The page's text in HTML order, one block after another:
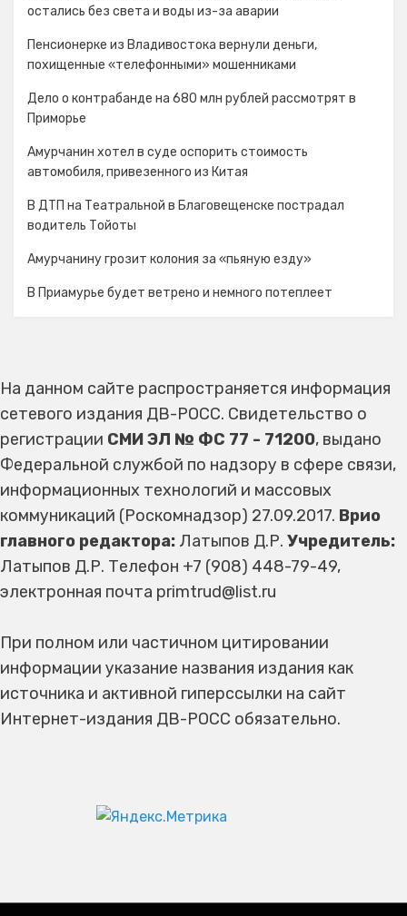
остались без света и воды из-за аварии
Пенсионерке из Владивостока вернули деньги,
похищенные «телефонными» мошенниками
Дело о контрабанде на 680 млн рублей рассмотрят в
Приморье
Амурчанин хотел в суде оспорить стоимость
автомобиля, привезенного из Китая
В ДТП на Театральной в Благовещенске пострадал
водитель Тойоты
Амурчанину грозит колония за «пьяную езду»
В Приамурье будет ветрено и немного потеплеет
На данном сайте распространяется информация
сетевого издания ДВ-РОСС. Свидетельство о
регистрации СМИ ЭЛ № ФС 77 - 71200, выдано
Федеральной службой по надзору в сфере связи,
информационных технологий и массовых
коммуникаций (Роскомнадзор) 27.09.2017. Врио
главного редактора: Латыпов Д.Р. Учредитель:
Латыпов Д.Р. Телефон +7 (908) 448-79-49,
электронная почта primtrud@list.ru
При полном или частичном цитировании
информации указание названия издания как
источника и активной гиперссылки на сайт
Интернет-издания ДВ-РОСС обязательно.